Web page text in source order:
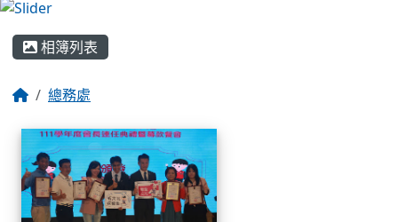
相簿列表
總務處
相簿列表 家長會長連任暨募款餐會